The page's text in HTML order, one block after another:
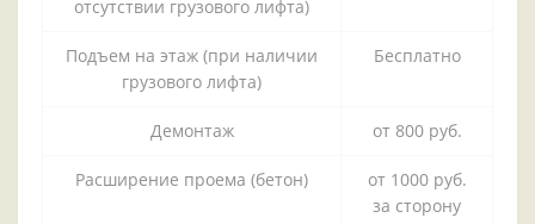
отсутствии грузового лифта)
Подъем на этаж (при наличии
грузового лифта)
Бесплатно
Демонтаж от 800 руб.
Расширение проема (бетон)
от 1000 руб.
за сторону